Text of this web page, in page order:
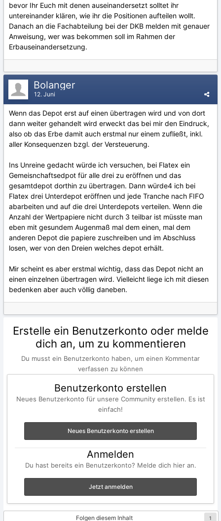
bevor Ihr Euch mit denen auseinandersetzt solltet ihr
untereinander klären, wie ihr die Positionen aufteilen wollt.
Danach an die Fachabteilung bei der DKB melden mit genauer
Anweisung, wer was bekommen soll im Rahmen der
Erbauseinandersetzung.
Bolanger
12. Juni
Wenn das Depot erst auf einen übertragen wird und von dort
dann weiter gehandelt wird erweckt das bei mir den Eindruck,
also ob das Erbe damit auch erstmal nur einem zufließt, inkl.
aller Konsequenzen bzgl. der Versteuerung.
Ins Unreine gedacht würde ich versuchen, bei Flatex ein
Gemeisnchaftsedpot für alle drei zu eröffnen und das
gesamtdepot dorthin zu übertragen. Dann würde4 ich bei
Flatex drei Unterdepot eröffnen und jede Tranche nach FIFO
abarbeiten und auf die drei Unterdepots verteilen. Wenn die
Anzahl der Wertpapiere nicht durch 3 teilbar ist müsste man
eben mit gesundem Augenmaß mal dem einen, mal dem
anderen Depot die papiere zuschreiben und im Abschluss
losen, wer von den Dreien welches depot erhält.
Mir scheint es aber erstmal wichtig, dass das Depot nicht an
einen einzelnen übertragen wird. Vielleicht liege ich mit diesen
bedenken aber auch völlig daneben.
Erstelle ein Benutzerkonto oder melde
dich an, um zu kommentieren
Du musst ein Benutzerkonto haben, um einen Kommentar
verfassen zu können
Benutzerkonto erstellen
Neues Benutzerkonto für unsere Community erstellen. Es ist
einfach!
Neues Benutzerkonto erstellen
Anmelden
Du hast bereits ein Benutzerkonto? Melde dich hier an.
Jetzt anmelden
Folgen diesem Inhalt 1